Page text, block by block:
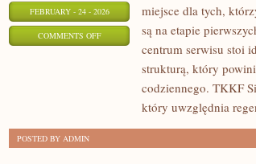
FEBRUARY - 24 - 2026
COMMENTS OFFON
PROFILAKTYKA
miejsce dla tych,
są na etapie
centrum serwisu stoi
strukturą, który
codziennego. TKKF
który uwzględnia
POSTED BY ADMIN